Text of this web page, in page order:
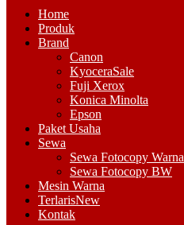
Home
Produk
Brand
Canon
KyoceraSale
Fuji Xerox
Konica Minolta
Epson
Paket Usaha
Sewa
Sewa Fotocopy Warna
Sewa Fotocopy BW
Mesin Warna
TerlarisNew
Kontak